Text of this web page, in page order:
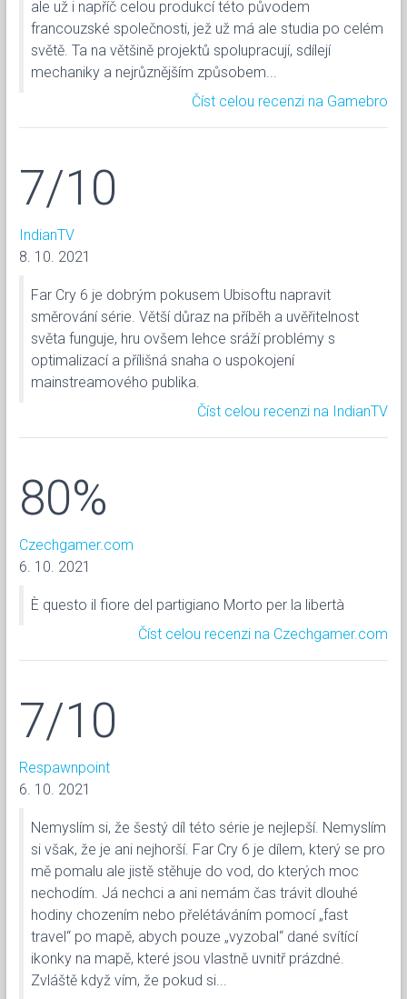
ale už i napříč celou produkcí této původem
francouzské společnosti, jež už má ale studia po celém
světě. Ta na většině projektů spolupracují, sdílejí
mechaniky a nejrůznějším způsobem...
Číst celou recenzi na Gamebro
7/10
IndianTV
8. 10. 2021
Far Cry 6 je dobrým pokusem Ubisoftu napravit
směrování série. Větší důraz na příběh a uvěřitelnost
světa funguje, hru ovšem lehce sráží problémy s
optimalizací a přílišná snaha o uspokojení
mainstreamového publika.
Číst celou recenzi na IndianTV
80%
Czechgamer.com
6. 10. 2021
È questo il fiore del partigiano Morto per la libertà
Číst celou recenzi na Czechgamer.com
7/10
Respawnpoint
6. 10. 2021
Nemyslím si, že šestý díl této série je nejlepší. Nemyslím
si však, že je ani nejhorší. Far Cry 6 je dílem, který se pro
mě pomalu ale jistě stěhuje do vod, do kterých moc
nechodím. Já nechci a ani nemám čas trávit dlouhé
hodiny chozením nebo přelétáváním pomocí „fast
travel“ po mapě, abych pouze „vyzobal“ dané svítící
ikonky na mapě, které jsou vlastně uvnitř prázdné.
Zvláště když vím, že pokud si...